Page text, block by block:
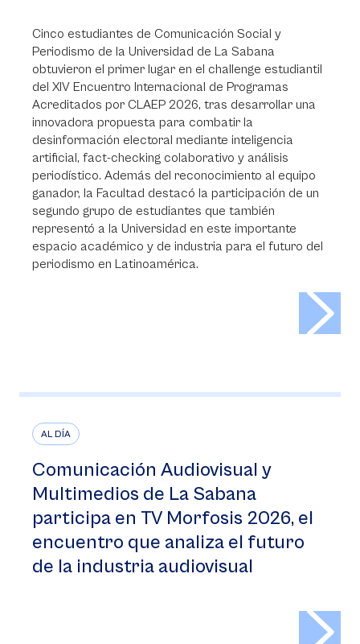
Cinco estudiantes de Comunicación Social y
Periodismo de la Universidad de La Sabana
obtuvieron el primer lugar en el challenge estudiantil
del XIV Encuentro Internacional de Programas
Acreditados por CLAEP 2026, tras desarrollar una
innovadora propuesta para combatir la
desinformación electoral mediante inteligencia
artificial, fact-checking colaborativo y análisis
periodístico. Además del reconocimiento al equipo
ganador, la Facultad destacó la participación de un
segundo grupo de estudiantes que también
representó a la Universidad en este importante
espacio académico y de industria para el futuro del
periodismo en Latinoamérica.
AL DÍA
Comunicación Audiovisual y
Multimedios de La Sabana
participa en TV Morfosis 2026, el
encuentro que analiza el futuro
de la industria audiovisual